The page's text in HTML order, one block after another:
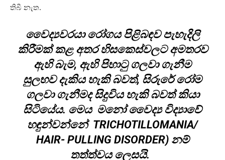
තිබී නැත.
වෛද්‍යවරයා රෝගය පිළිබඳව පැහැදිලි
කිරීමක් කළ අතර හිසකෙස්වලට අමතරව
ඇහි බැම, ඇහි පිහාටු ගලවා ගැනීම
සුලභව දැකිය හැකි බවත්, සිරුරේ රෝම
ගලවා ගැනීමද සිදුවිය හැකි බවත් කියා
සිටියේය. මෙය මනෝ වෛද්‍ය විද්‍යාවේ
හඳුන්වන්නේ TRICHOTILLOMANIA/
HAIR- PULLING DISORDER) නම්
තත්ත්වය ලෙසයි.